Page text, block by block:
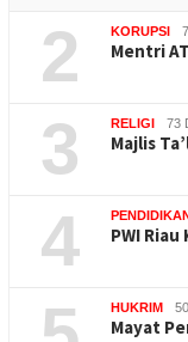
2 KORUPSI
Mentri
3 RELIGI 73
Majlis
4 PENDIDIKAN
PWI
HUKRIM
Mayat